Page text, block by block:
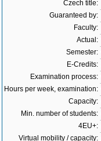
Czech title:
Guaranteed by:
Faculty:
Actual:
Semester:
E-Credits:
Examination process:
Hours per week, examination:
Capacity:
Min. number of students:
4EU+:
Virtual mobility / capacity: